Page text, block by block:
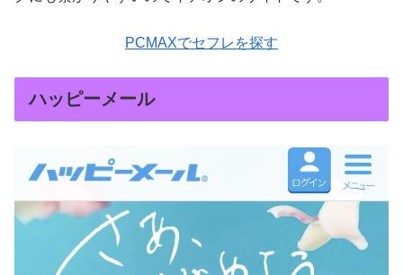
PCMAXでセフレを探す
ハッピーメール